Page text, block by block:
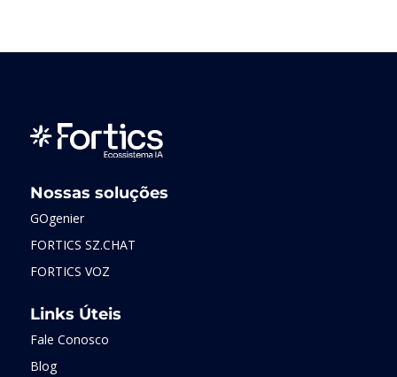
Nossas soluções
GOgenier
FORTICS SZ.CHAT
FORTICS VOZ
Links Úteis
Fale Conosco
Blog